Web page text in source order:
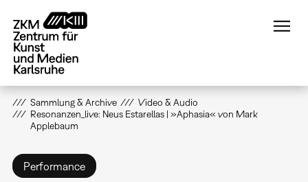
zum
Inhalt
Sammlung & Archive
Video & Audio
Resonanzen_live: Neus Estarellas | »Aphasia« von Mark
Applebaum
Performance